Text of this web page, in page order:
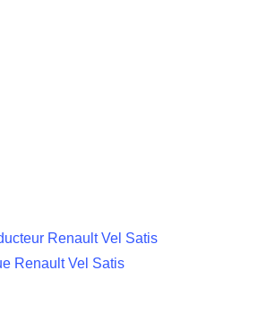
Renault Vel Satis
Renault Vel Satis